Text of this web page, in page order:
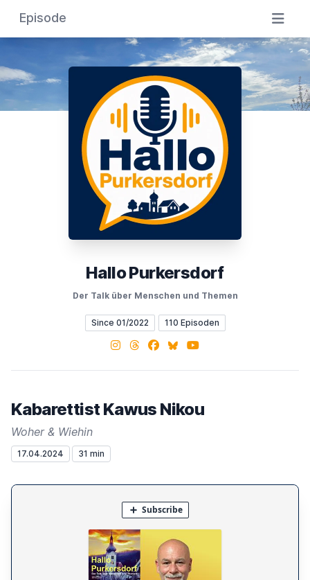
Episode
Hallo Purkersdorf
Der Talk über Menschen und Themen
Since 01/2022 110 Episoden
Instagram
Threads
Facebook
BlueskyYouTube
Kabarettist Kawus Nikou
Woher & Wiehin
17.04.2024 31 min